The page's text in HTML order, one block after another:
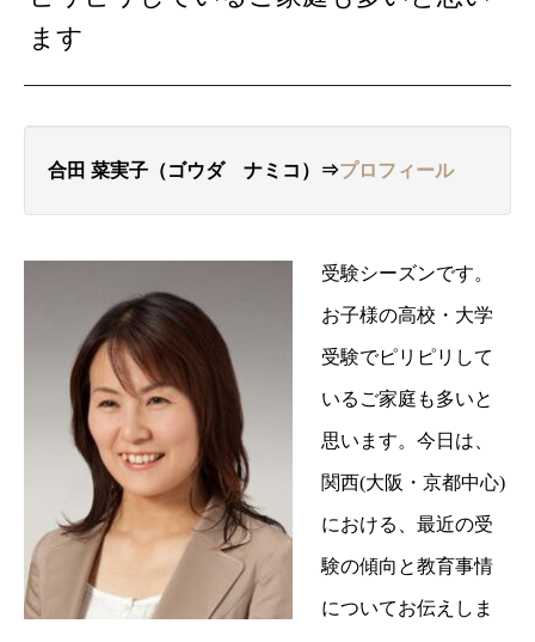
ます
合田 菜実子（ゴウダ ナミコ）⇒プロフィール
受験シーズンです。
お子様の高校・大学
受験でピリピリして
いるご家庭も多いと
思います。今日は、
関西(大阪・京都中心)
における、最近の受
験の傾向と教育事情
についてお伝えしま